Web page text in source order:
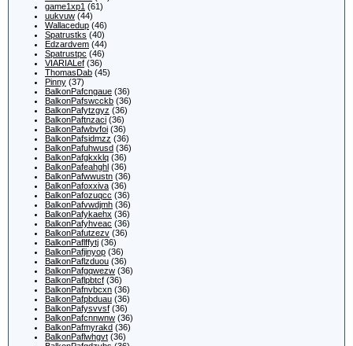
game1xp1 (61)
uukvuw (44)
Wallacedup (46)
Spatrustks (40)
Edzardvem (44)
Spatrustpc (46)
VIARIALef (36)
ThomasDab (45)
Pinny (37)
BalkonPafcngaue (36)
BalkonPafswcckb (36)
BalkonPafytzgyz (36)
BalkonPaftnzaci (36)
BalkonPafwbvfoi (36)
BalkonPafsidmzz (36)
BalkonPafuhwusd (36)
BalkonPafgkxklq (36)
BalkonPafeahghl (36)
BalkonPafwwustn (36)
BalkonPafoxxiva (36)
BalkonPafozuqcc (36)
BalkonPafvwdjmh (36)
BalkonPafykaehx (36)
BalkonPafyhveac (36)
BalkonPafutzezv (36)
BalkonPaflffytj (36)
BalkonPafjinyop (36)
BalkonPaflzduou (36)
BalkonPafgqwezw (36)
BalkonPaflpbtcf (36)
BalkonPafnvbcxn (36)
BalkonPafpbduau (36)
BalkonPafysvvsf (36)
BalkonPafcnnwnw (36)
BalkonPafmyrakd (36)
BalkonPaflwhgvt (36)